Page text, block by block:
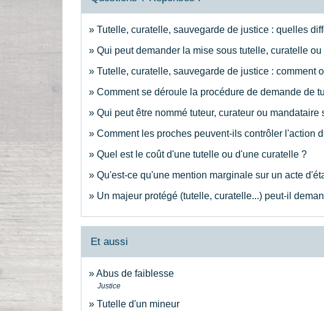
Tutelle, curatelle, sauvegarde de justice : quelles
Qui peut demander la mise sous tutelle, curatelle
Tutelle, curatelle, sauvegarde de justice : comment
Comment se déroule la procédure de demande de
Qui peut être nommé tuteur, curateur ou
Comment les proches peuvent-ils contrôler l'action
Quel est le coût d'une tutelle ou d'une curatelle ?
Qu'est-ce qu'une mention marginale sur un acte
Un majeur protégé (tutelle, curatelle...) peut-il
Et aussi
Abus de faiblesse
Justice
Tutelle d'un mineur